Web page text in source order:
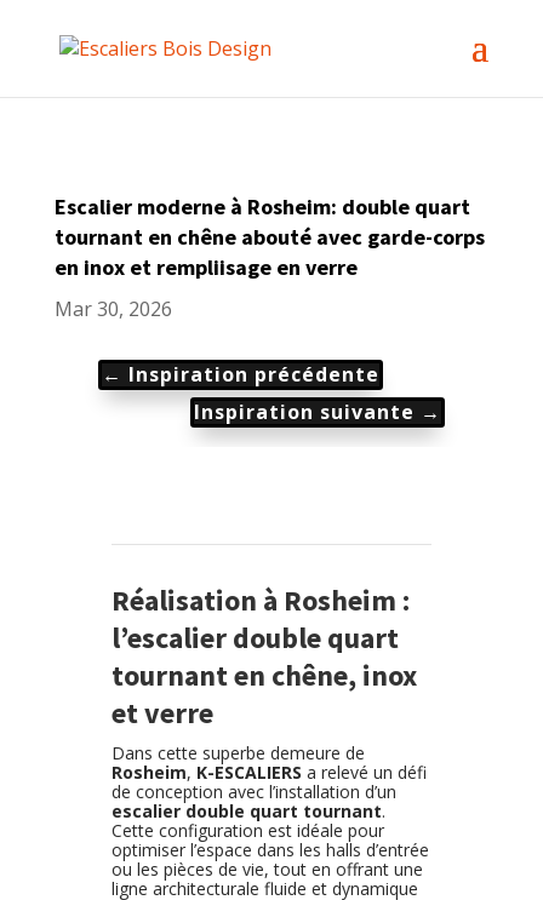
Escalier moderne à Rosheim: double quart
tournant en chêne abouté avec garde-corps
en inox et rempliisage en verre
Mar 30, 2026
← Inspiration précédente
Inspiration suivante →
Réalisation à Rosheim :
l’escalier double quart
tournant en chêne, inox
et verre
Dans cette superbe demeure de
Rosheim, K-ESCALIERS a relevé un défi
de conception avec l’installation d’un
escalier double quart tournant.
Cette configuration est idéale pour
optimiser l’espace dans les halls d’entrée
ou les pièces de vie, tout en offrant une
ligne architecturale fluide et dynamique